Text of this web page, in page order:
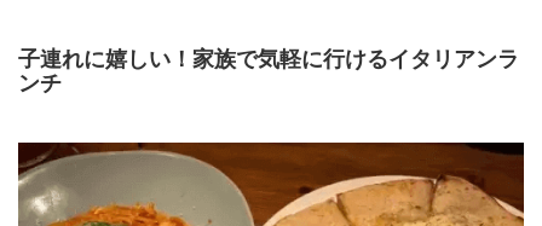
子連れに嬉しい！家族で気軽に行けるイタリアンラ
ンチ